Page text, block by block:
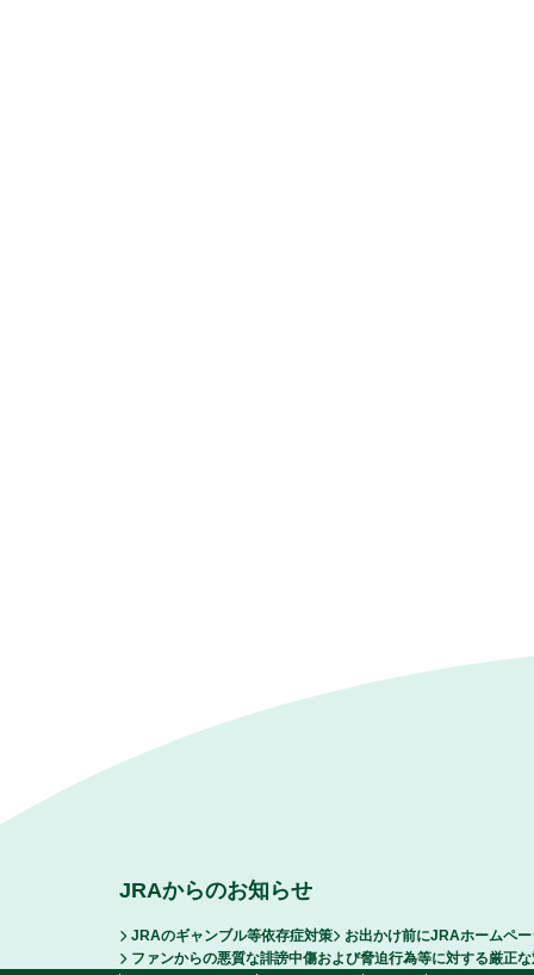
JRAからのお知らせ
JRAのギャンブル等依存症対策
お出かけ前にJRAホームペ
ファンからの悪質な誹謗中傷および脅迫行為等に対する厳正